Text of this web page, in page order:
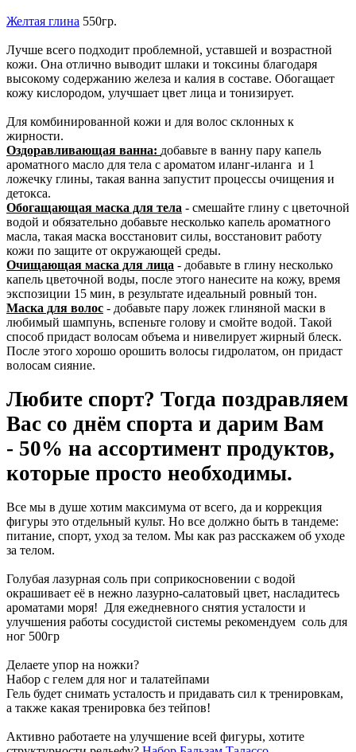
Желтая глина 550гр.
Лучше всего подходит проблемной, уставшей и возрастной
кожи. Она отлично выводит шлаки и токсины благодаря
высокому содержанию железа и калия в составе. Обогащает
кожу кислородом, улучшает цвет лица и тонизирует.
Для комбинированной кожи и для волос склонных к
жирности.
Оздоравливающая ванна: добавьте в ванну пару капель
ароматного масло для тела с ароматом иланг-иланга и 1
ложечку глины, такая ванна запустит процессы очищения и
детокса.
Обогащающая маска для тела - смешайте глину с цветочной
водой и обязательно добавьте несколько капель ароматного
масла, такая маска восстановит силы, восстановит работу
кожи по защите от окружающей среды.
Очищающая маска для лица - добавьте в глину несколько
капель цветочной воды, после этого нанесите на кожу, время
экспозиции 15 мин, в результате идеальный ровный тон.
Маска для волос - добавьте пару ложек глиняной маски в
любимый шампунь, вспеньте голову и смойте водой. Такой
способ придаст волосам объема и нивелирует жирный блеск.
После этого хорошо орошить волосы гидролатом, он придаст
волосам сияние.
Любите спорт? Тогда поздравляем
Вас со днём спорта и дарим Вам
- 50% на ассортимент продуктов,
которые просто необходимы.
Все мы в душе хотим максимума от всего, да и коррекция
фигуры это отдельный культ. Но все должно быть в тандеме:
питание, спорт, уход за телом. Мы как раз расскажем об уходе
за телом.
Голубая лазурная соль при соприкосновении с водой
окрашивает её в нежно лазурно-салатовый цвет, насладитесь
ароматами моря! Для ежедневного снятия усталости и
улучшения работы сосудистой системы рекомендуем соль для
ног 500гр
Делаете упор на ножки?
Набор с гелем для ног и талатейпами
Гель будет снимать усталость и придавать сил к тренировкам,
а также какая тренировка без тейпов!
Активно работаете на улучшение всей фигуры, хотите